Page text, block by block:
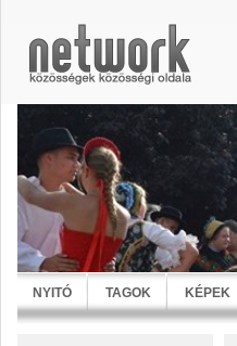
NYITÓ TAGOK KÉPEK